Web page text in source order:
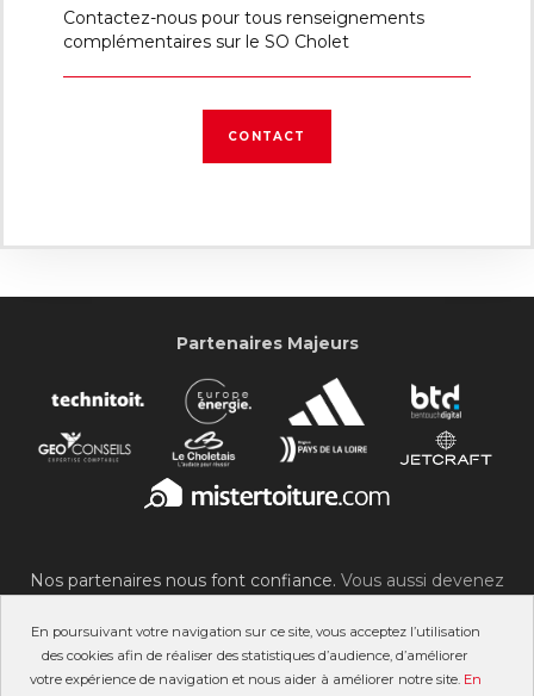
En poursuivant votre navigation sur ce site, vous acceptez l’utilisation
des cookies afin de réaliser des statistiques d’audience, d’améliorer
votre expérience de navigation et nous aider à améliorer notre site. En
Contactez-nous pour tous renseignements
complémentaires sur le SO Cholet
CONTACT
Partenaires Majeurs
Nos partenaires nous font confiance. Vous aussi devenez